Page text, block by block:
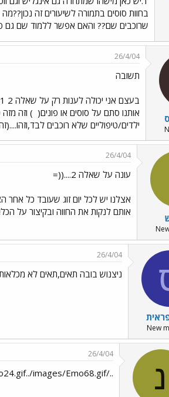
שרוכבים שם?? והאם אפשר ללמוד שם גם
26/4/04
תשובה
אותנו סתם על סוסים או פונים( ) וזה
ילדים/טיפוליים שלא רוכבים
26/4/04
עונה על שאלה 2....((=
אצלנו יש לכל יום זוג שעובד כל אחר
אותם לנקות את החווה ובקיצור על
New
26/4/04
ניצנוש בובה תאים,תאים לא
נ
26/4/04
../images/Emo6.gif../images/Emo99.gif../images/Emo24.gif../images/Emo68.gif